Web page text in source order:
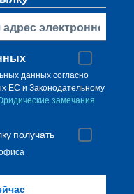
данных согласно
ЕС и Законодательному
замечания
получать